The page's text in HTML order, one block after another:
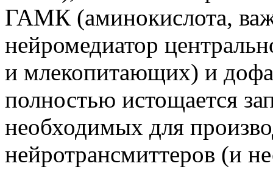
ГАМК (аминокислота,
нейромедиатор
и млекопитающих) и
полностью истощается
необходимых для
нейротрансмиттеров (и